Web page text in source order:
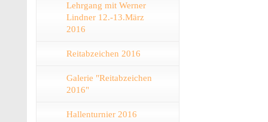
Lehrgang mit Werner
Lindner 12.-13.März
2016
Reitabzeichen 2016
Galerie "Reitabzeichen
2016"
Hallenturnier 2016